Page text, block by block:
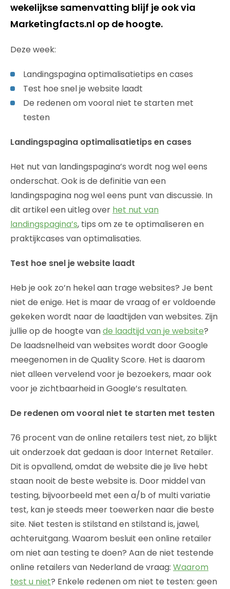
wekelijkse samenvatting blijf je ook via
Marketingfacts.nl op de hoogte.
Deze week:
Landingspagina optimalisatietips en cases
Test hoe snel je website laadt
De redenen om vooral niet te starten met
testen
Landingspagina optimalisatietips en cases
Het nut van landingspagina’s wordt nog wel eens
onderschat. Ook is de definitie van een
landingspagina nog wel eens punt van discussie. In
dit artikel een uitleg over het nut van
landingspagina’s, tips om ze te optimaliseren en
praktijkcases van optimalisaties.
Test hoe snel je website laadt
Heb je ook zo’n hekel aan trage websites? Je bent
niet de enige. Het is maar de vraag of er voldoende
gekeken wordt naar de laadtijden van websites. Zijn
jullie op de hoogte vande laadtijd van je website?
De laadsnelheid van websites wordt door Google
meegenomen in de Quality Score. Het is daarom
niet alleen vervelend voor je bezoekers, maar ook
voor je zichtbaarheid in Google’s resultaten.
De redenen om vooral niet te starten met testen
76 procent van de online retailers test niet, zo blijkt
uit onderzoek dat gedaan is door Internet Retailer.
Dit is opvallend, omdat de website die je live hebt
staan nooit de beste website is. Door middel van
testing, bijvoorbeeld met een a/b of multi variatie
test, kan je steeds meer toewerken naar die beste
site. Niet testen is stilstand en stilstand is, jawel,
achteruitgang. Waarom besluit een online retailer
om niet aan testing te doen? Aan de niet testende
online retailers van Nederland de vraag: Waarom
test u niet? Enkele redenen om niet te testen: geen